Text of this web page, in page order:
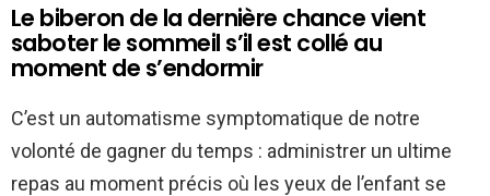
Le biberon de la dernière chance vient
saboter le sommeil s’il est collé au
moment de s’endormir
C’est un automatisme symptomatique de notre
volonté de gagner du temps : administrer un ultime
repas au moment précis où les yeux de l’enfant se